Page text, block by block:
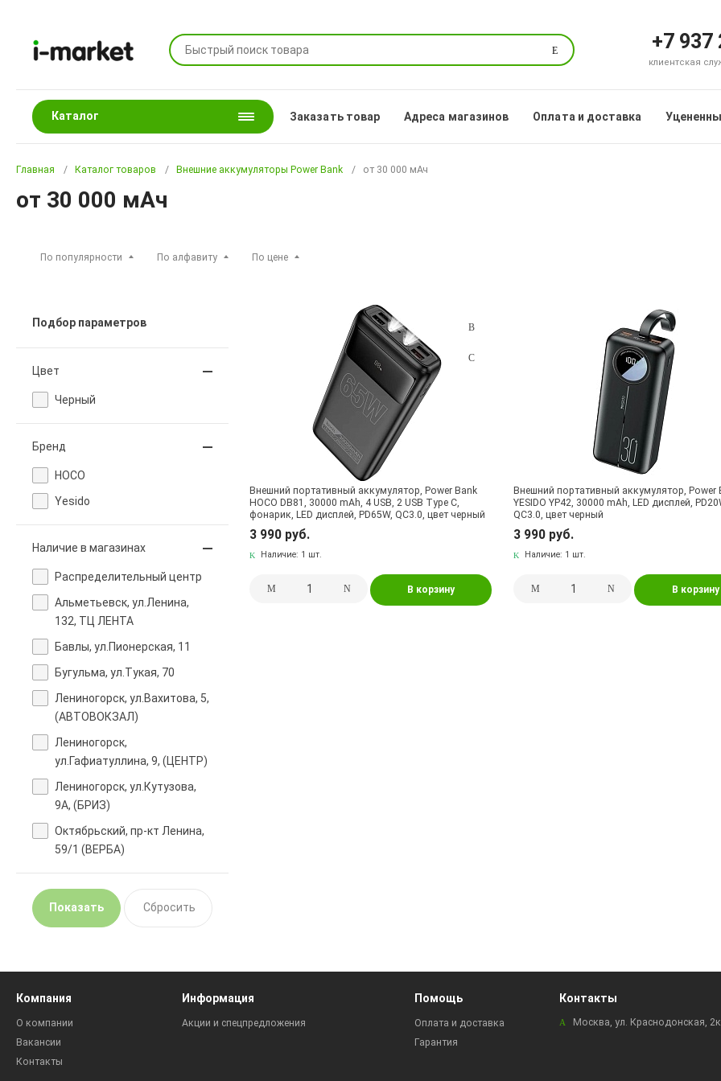
Поиск +7 937
клиентская
Каталог Заказать товар Адреса магазинов Оплата и доставка
Главная Каталог товаров Внешние аккумуляторы Power Bank от 30 000 мАч
от 30 000 мАч
По популярности По алфавиту По цене
Подбор параметров
Цвет
Черный
Бренд
HOCO
Yesido
Наличие в магазинах
Pаспределительный центр
Альметьевск, ул.Ленина,
132, ТЦ ЛЕНТА
Бавлы, ул.Пионерская, 11
Бугульма, ул.Тукая, 70
Лениногорск, ул.Вахитова, 5,
(АВТОВОКЗАЛ)
Лениногорск,
ул.Гафиатуллина, 9, (ЦЕНТР)
Лениногорск, ул.Кутузова,
9А, (БРИЗ)
Октябрьский, пр-кт Ленина,
59/1 (ВЕРБА)
Внешний портативный аккумулятор, Power Bank
HOCO DB81, 30000 mAh, 4 USB, 2 USB Type C,
фонарик, LED дисплей, PD65W, QC3.0, цвет черный
3 990 руб.
Наличие: 1 шт.
В корзину
Внешний портативный аккумулятор, Power
YESIDO YP42, 30000 mAh, LED дисплей,
QC3.0, цвет черный
3 990 руб.
Наличие: 1 шт.
В корзину
Компания
О компании
Вакансии
Контакты
Информация
Акции и спецпредложения
Помощь
Оплата и доставка
Гарантия
Контакты
Москва, ул. Краснодонская,